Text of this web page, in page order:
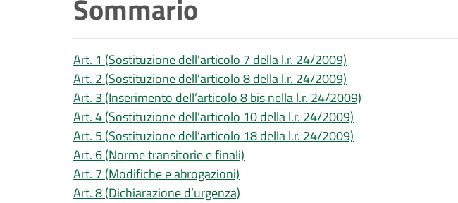
Sommario
Art. 1 (Sostituzione dell’articolo 7 della l.r. 24/2009)
Art. 2 (Sostituzione dell’articolo 8 della l.r. 24/2009)
Art. 3 (Inserimento dell’articolo 8 bis nella l.r. 24/2009)
Art. 4 (Sostituzione dell’articolo 10 della l.r. 24/2009)
Art. 5 (Sostituzione dell’articolo 18 della l.r. 24/2009)
Art. 6 (Norme transitorie e finali)
Art. 7 (Modifiche e abrogazioni)
Art. 8 (Dichiarazione d’urgenza)